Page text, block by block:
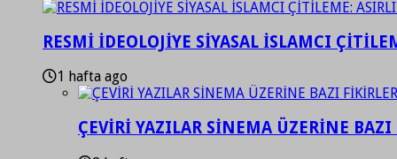
RESMİ İDEOLOJİYE SİYASAL İSLAMCI
1 hafta ago
ÇEVİRİ YAZILAR SİNEMA ÜZERİNE